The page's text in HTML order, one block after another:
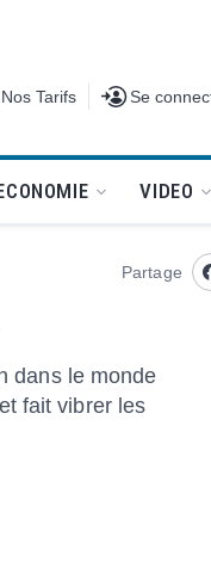
Nos Tarifs Se connecter
Se
VIDEO
dans le monde
fait vibrer les
Partage